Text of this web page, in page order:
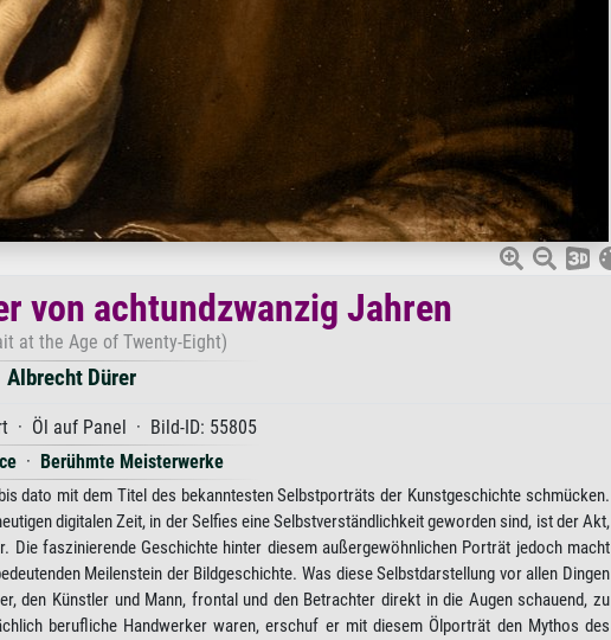
von achtundzwanzig Jahren
at the Age of Twenty-Eight)
Albrecht Dürer
· Öl auf Panel · Bild-ID: 55805
· Berühmte Meisterwerke
dato mit dem Titel des bekanntesten Selbstporträts der Kunstgeschichte schmücken.
digitalen Zeit, in der Selfies eine Selbstverständlichkeit geworden sind, ist der Akt,
faszinierende Geschichte hinter diesem außergewöhnlichen Porträt jedoch macht
Meilenstein der Bildgeschichte. Was diese Selbstdarstellung vor allen Dingen
den Künstler und Mann, frontal und den Betrachter direkt in die Augen schauend, zu
berufliche Handwerker waren, erschuf er mit diesem Ölporträt den Mythos des